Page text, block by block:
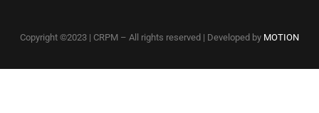
Copyright ©2023 | CRPM – All rights reserved | Developed by MOTION